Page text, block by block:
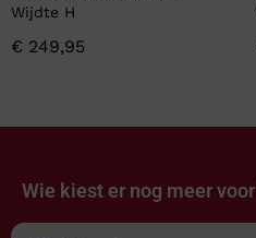
Wijdte H
€ 249,95
Wie kiest er nog meer voor